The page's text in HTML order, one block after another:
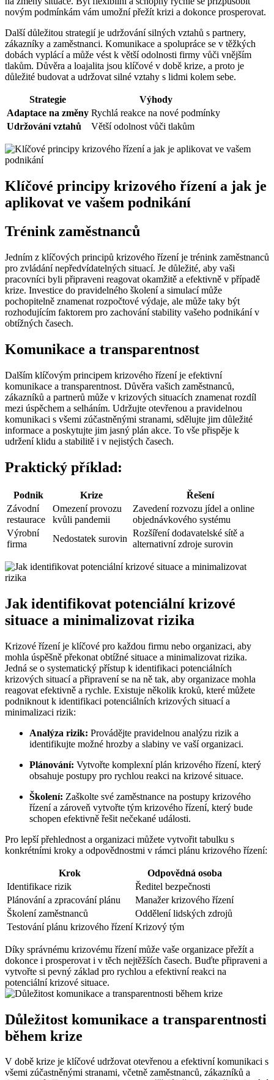
novým podmínkám vám umožní přežít krizi a dokonce prosperovat.
Další důležitou strategií je udržování silných vztahů s partnery,
zákazníky a zaměstnanci. Komunikace a spolupráce se v těžkých
dobách vyplácí a může vést k větší odolnosti firmy vůči vnějším
tlakům. Důvěra a loajalita jsou klíčové v době krize, a proto je
důležité budovat a udržovat silné vztahy s lidmi kolem sebe.
Strategie
Výhody
Adaptace na změny Rychlá reakce na nové podmínky
Udržování vztahů
Větší odolnost vůči tlakům
Klíčové principy krizového řízení a jak je
aplikovat ve vašem podnikání
Trénink zaměstnanců
Jedním z klíčových principů krizového řízení je trénink zaměstnanců
pro zvládání nepředvídatelných situací. Je důležité, aby vaši
pracovníci byli připraveni reagovat okamžitě a efektivně v případě
krize. Investice do pravidelného školení a simulací může
pochopitelně znamenat rozpočtové výdaje, ale může taky být
rozhodujícím faktorem pro zachování stability vašeho podnikání v
obtížných časech.
Komunikace a transparentnost
Dalším klíčovým principem krizového řízení je efektivní
komunikace a transparentnost. Důvěra vašich zaměstnanců,
zákazníků a partnerů může v krizových situacích znamenat rozdíl
mezi úspěchem a selháním. Udržujte otevřenou a pravidelnou
komunikaci s všemi zúčastněnými stranami, sdělujte jim důležité
informace a poskytujte jim jasný plán akce. To vše přispěje k
udržení klidu a stabilitě i v nejistých časech.
Praktický příklad:
Podnik Krize
Řešení
Závodní
restaurace
Omezení provozu
kvůli pandemii
Zavedení rozvozu jídel a online
objednávkového systému
Výrobní
firma
Nedostatek surovin
Rozšíření dodavatelské sítě a
alternativní zdroje surovin
Jak identifikovat potenciální krizové
situace a minimalizovat rizika
Krizové řízení je klíčové pro každou firmu nebo organizaci, aby
mohla úspěšně překonat obtížné situace a minimalizovat rizika.
Jedná se o systematický přístup k identifikaci potenciálních
krizových situací a připravení se na ně tak, aby organizace mohla
reagovat efektivně a rychle. Existuje několik kroků, které můžete
podniknout k identifikaci potenciálních krizových situací a
minimalizaci rizik:
Analýza rizik: Provádějte pravidelnou analýzu rizik a
identifikujte možné hrozby a slabiny ve vaší organizaci.
Plánování: Vytvořte komplexní plán krizového řízení, který
obsahuje postupy pro rychlou reakci na krizové situace.
Školení: Zaškolte své zaměstnance na postupy krizového
řízení a zároveň vytvořte tým krizového řízení, který bude
schopen efektivně řešit nečekané události.
Pro lepší přehlednost a organizaci můžete vytvořit tabulku s
konkrétními kroky a odpovědnostmi v rámci plánu krizového řízení:
Krok
Odpovědná osoba
Identifikace rizik
Ředitel bezpečnosti
Plánování a zpracování plánu
Manažer krizového řízení
Školení zaměstnanců
Oddělení lidských zdrojů
Testování plánu krizového řízení Krizový tým
Díky správnému krizovému řízení může vaše organizace přežít a
dokonce i prosperovat i v těch nejtěžších časech. Buďte připraveni a
vytvořte si pevný základ pro rychlou a efektivní reakci na
potenciální krizové situace.
Důležitost komunikace a transparentnosti
během krize
V době krize je klíčové udržovat otevřenou a efektivní komunikaci s
všemi zúčastněnými stranami, včetně zaměstnanců, zákazníků a